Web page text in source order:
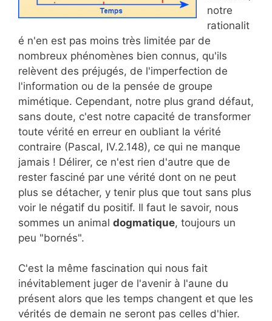
notre
rationalit
é n'en est pas moins très limitée par de
nombreux phénomènes bien connus, qu'ils
relèvent des préjugés, de l'imperfection de
l'information ou de la pensée de groupe
mimétique. Cependant, notre plus grand défaut,
sans doute, c'est notre capacité de transformer
toute vérité en erreur en oubliant la vérité
contraire (Pascal, IV.2.148), ce qui ne manque
jamais ! Délirer, ce n'est rien d'autre que de
rester fasciné par une vérité dont on ne peut
plus se détacher, y tenir plus que tout sans plus
voir le négatif du positif. Il faut le savoir, nous
sommes un animal dogmatique, toujours un
peu "bornés".
C'est la même fascination qui nous fait
inévitablement juger de l'avenir à l'aune du
présent alors que les temps changent et que les
vérités de demain ne seront pas celles d'hier.